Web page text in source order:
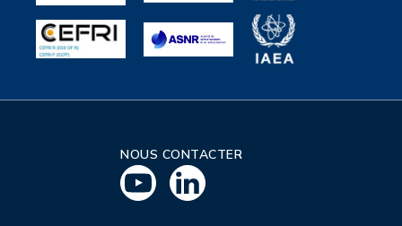
NOUS CONTACTER